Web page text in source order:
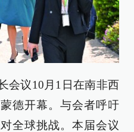
会议10月1日在南非西
德开幕。与会者呼吁
全球挑战。本届会议